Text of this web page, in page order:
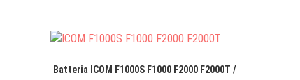
Batteria ICOM F1000S F1000 F2000 F2000T /